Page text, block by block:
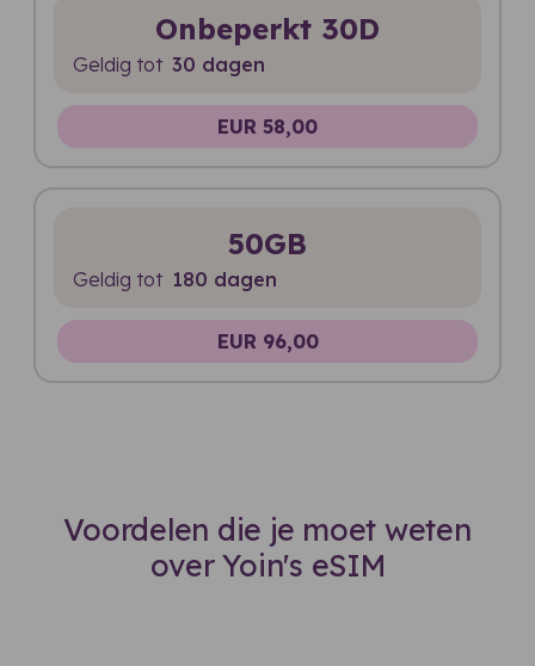
Onbeperkt 30D
Geldig tot 30 dagen
EUR 58,00
50GB
Geldig tot 180 dagen
EUR 96,00
Voordelen die je moet weten
over Yoin's eSIM